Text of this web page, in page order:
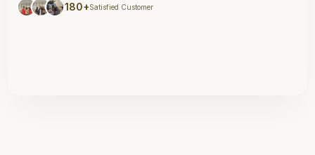
180+Satisfied Customer